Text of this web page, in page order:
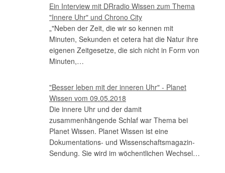
Ein Interview mit DRradio Wissen zum Thema
"Innere Uhr" und Chrono City
„"Neben der Zeit, die wir so kennen mit
Minuten, Sekunden et cetera hat die Natur ihre
eigenen Zeitgesetze, die sich nicht in Form von
Minuten,…
"Besser leben mit der inneren Uhr" - Planet
Wissen vom 09.05.2018
Die innere Uhr und der damit
zusammenhängende Schlaf war Thema bei
Planet Wissen. Planet Wissen ist eine
Dokumentations- und Wissenschaftsmagazin-
Sendung. Sie wird im wöchentlichen Wechsel…